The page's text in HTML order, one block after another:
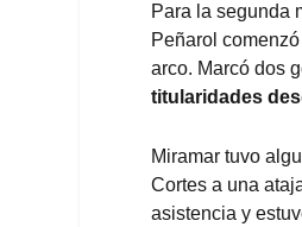
Para la segunda
Peñarol
arco. Marcó dos
titularidades
Miramar tuvo
Cortes a una
asistencia y